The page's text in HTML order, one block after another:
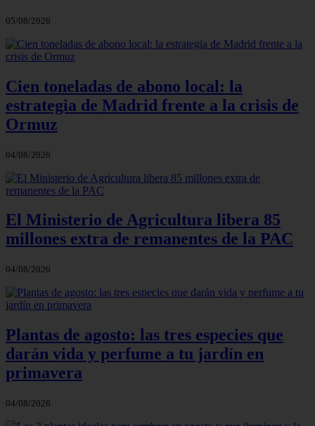
05/08/2026
Cien toneladas de abono local: la
estrategia de Madrid frente a la crisis de
Ormuz
04/08/2026
El Ministerio de Agricultura libera 85
millones extra de remanentes de la PAC
04/08/2026
Plantas de agosto: las tres especies que
darán vida y perfume a tu jardín en
primavera
04/08/2026